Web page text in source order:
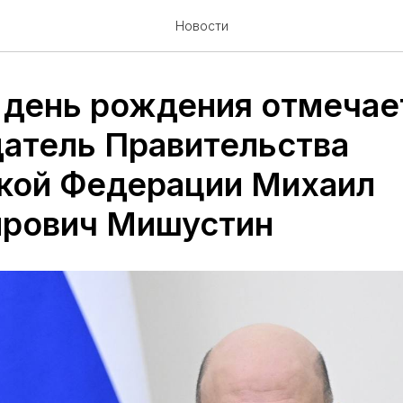
Новости
рождения
Правительства
Федерации Михаил
Мишустин